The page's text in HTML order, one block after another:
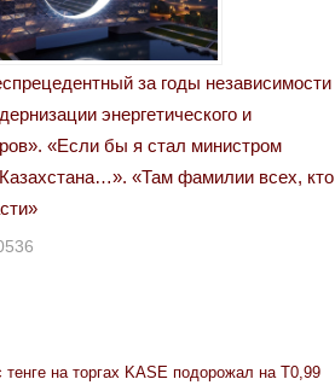
за годы независимости
энергетического и
«Если бы я стал министром
Казахстана…». «Там фамилии всех, кто
на торгах KASE подорожал на Т0,99